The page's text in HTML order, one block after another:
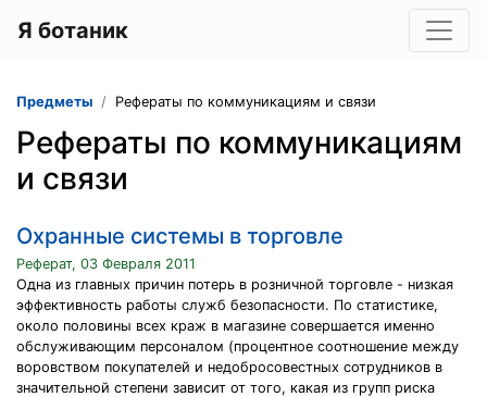
Я ботаник
Предметы Рефераты по коммуникациям и связи
Рефераты по коммуникациям
и связи
Охранные системы в торговле
Реферат, 03 Февраля 2011
Одна из главных причин потерь в розничной торговле - низкая
эффективность работы служб безопасности. По статистике,
около половины всех краж в магазине совершается именно
обслуживающим персоналом (процентное соотношение между
воровством покупателей и недобросовестных сотрудников в
значительной степени зависит от того, какая из групп риска